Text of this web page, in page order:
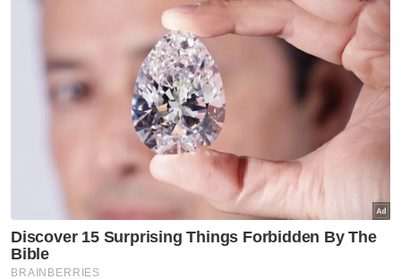
"Saya percaya kerajaan kita tak ada data
sebenar berapa ramai sebenarnya pelarian
Rohingya di Malaysia. Yang masuk secara
haram berapa ramai? Kita hari ini nak desak
tangkap orang Rohingya...ok lah.